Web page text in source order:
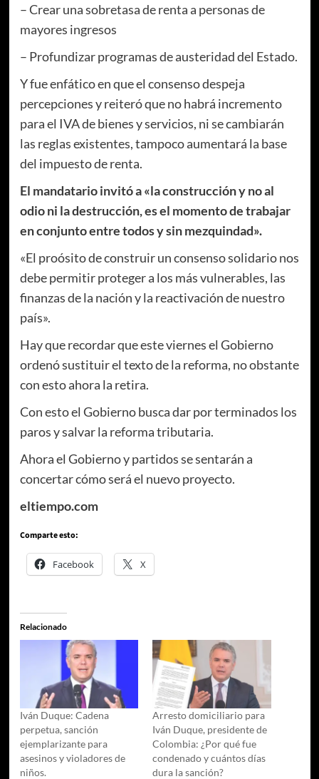
– Crear una sobretasa de renta a personas de
mayores ingresos
– Profundizar programas de austeridad del Estado.
Y fue enfático en que el consenso despeja
percepciones y reiteró que no habrá incremento
para el IVA de bienes y servicios, ni se cambiarán
las reglas existentes, tampoco aumentará la base
del impuesto de renta.
El mandatario invitó a «la construcción y no al
odio ni la destrucción, es el momento de trabajar
en conjunto entre todos y sin mezquindad».
«El proósito de construir un consenso solidario nos
debe permitir proteger a los más vulnerables, las
finanzas de la nación y la reactivación de nuestro
país».
Hay que recordar que este viernes el Gobierno
ordenó sustituir el texto de la reforma, no obstante
con esto ahora la retira.
Con esto el Gobierno busca dar por terminados los
paros y salvar la reforma tributaria.
Ahora el Gobierno y partidos se sentarán a
concertar cómo será el nuevo proyecto.
eltiempo.com
Comparte esto:
Facebook X
Relacionado
Iván Duque: Cadena
perpetua, sanción
ejemplarizante para
asesinos y violadores de
niños.
Arresto domiciliario para
Iván Duque, presidente de
Colombia: ¿Por qué fue
condenado y cuántos días
dura la sanción?